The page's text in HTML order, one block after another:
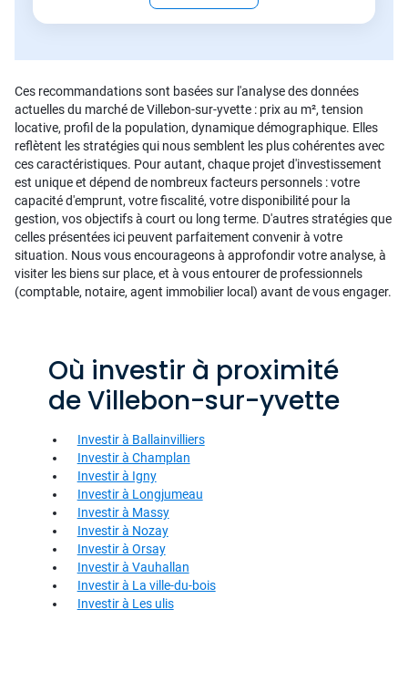
Ces recommandations sont basées sur l'analyse des données
actuelles du marché de Villebon-sur-yvette : prix au m², tension
locative, profil de la population, dynamique démographique. Elles
reflètent les stratégies qui nous semblent les plus cohérentes avec
ces caractéristiques. Pour autant, chaque projet d'investissement
est unique et dépend de nombreux facteurs personnels : votre
capacité d'emprunt, votre fiscalité, votre disponibilité pour la
gestion, vos objectifs à court ou long terme. D'autres stratégies que
celles présentées ici peuvent parfaitement convenir à votre
situation. Nous vous encourageons à approfondir votre analyse, à
visiter les biens sur place, et à vous entourer de professionnels
(comptable, notaire, agent immobilier local) avant de vous engager.
Où investir à proximité
de Villebon-sur-yvette
Investir à Ballainvilliers
Investir à Champlan
Investir à Igny
Investir à Longjumeau
Investir à Massy
Investir à Nozay
Investir à Orsay
Investir à Vauhallan
Investir à La ville-du-bois
Investir à Les ulis